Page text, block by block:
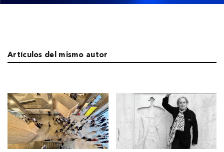
Artículos del mismo autor